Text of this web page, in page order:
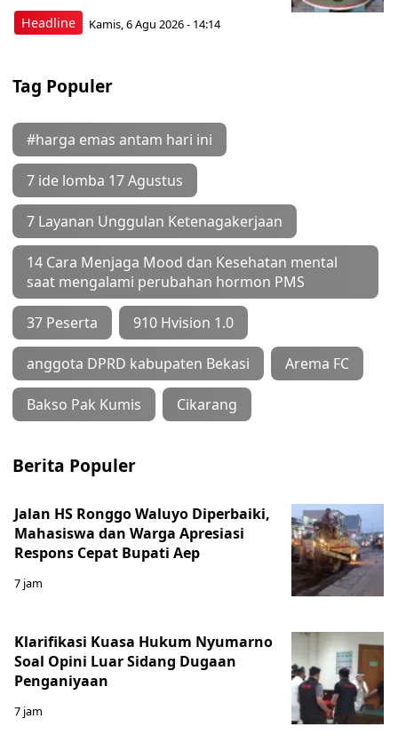
Headline Kamis, 6 Agu 2026 - 14:14
Tag Populer
#harga emas antam hari ini
7 ide lomba 17 Agustus
7 Layanan Unggulan Ketenagakerjaan
14 Cara Menjaga Mood dan Kesehatan mental
saat mengalami perubahan hormon PMS
37 Peserta 910 Hvision 1.0
anggota DPRD kabupaten Bekasi Arema FC
Bakso Pak Kumis Cikarang
Berita Populer
Jalan HS Ronggo Waluyo Diperbaiki,
Mahasiswa dan Warga Apresiasi
Respons Cepat Bupati Aep
7 jam
Klarifikasi Kuasa Hukum Nyumarno
Soal Opini Luar Sidang Dugaan
Penganiyaan
7 jam